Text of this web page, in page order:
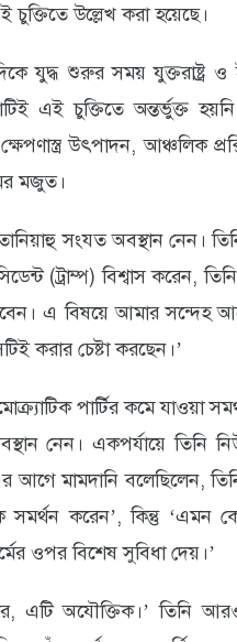
চুক্তিতে উল্লেখ করা হয়েছে।
যুদ্ধ শুরুর সময় যুক্তরাষ্ট্র ও
এই চুক্তিতে অন্তর্ভুক্ত
উৎপাদন, আঞ্চলিক
মজুত।
সংযত অবস্থান নেন।
(ট্রাম্প) বিশ্বাস করেন,
এ বিষয়ে আমার সন্দেহ
করার চেষ্টা করছেন।’
পার্টির কমে যাওয়া
নেন। একপর্যায়ে তিনি
আগে মামদানি বলেছিলেন,
সমর্থন করেন’, কিন্তু ‘এমন
ওপর বিশেষ সুবিধা দেয়।’
এটি অযৌক্তিক।’ তিনি